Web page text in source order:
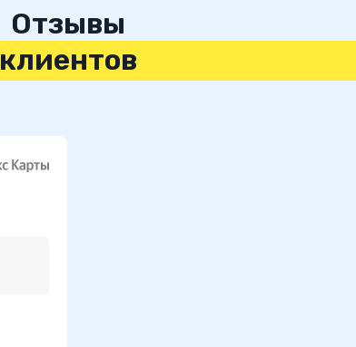
Отзывы
клиентов